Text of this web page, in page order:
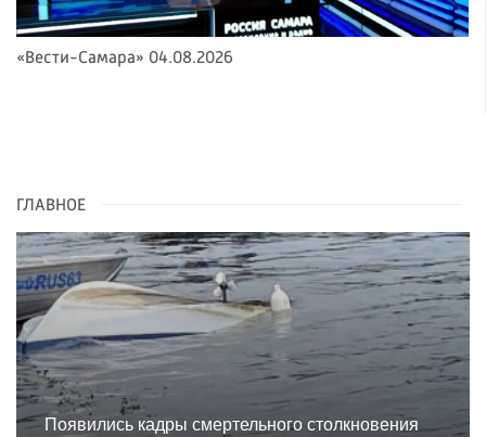
«Вести-Самара» 04.08.2026
ГЛАВНОЕ
Появились кадры смертельного столкновения